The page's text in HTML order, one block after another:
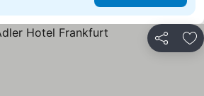
Jaa